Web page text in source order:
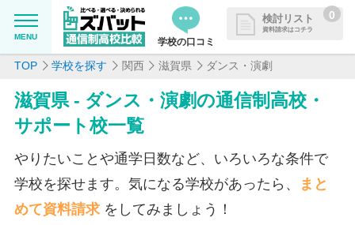
MENU 学校の口コミ
検討リスト
資料請求はコチラ
0
追加した学校を一覧で確認・まと
めて資料請求できます
MENU
学校を探したい
通信制高校について知りたい
はじめての方へ
TOP 学校を探す 関西 滋賀県 ダンス・演劇
滋賀県 - ダンス・演劇の通信制高校・
サポート校一覧
やりたいことや通学日数など、いろいろな条件で
学校を探せます。気になる学校があったら、
まと
めて資料請求をしてみましょう！